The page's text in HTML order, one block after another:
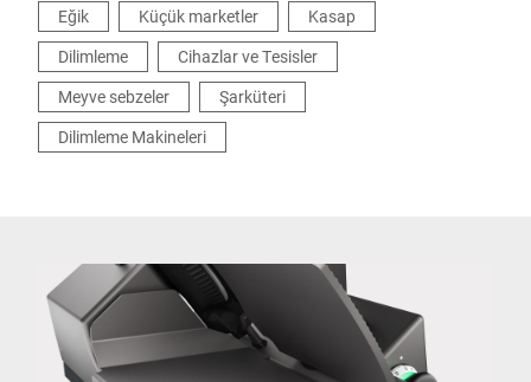
Eğik
Küçük marketler
Kasap
Dilimleme
Cihazlar ve Tesisler
Meyve sebzeler
Şarküteri
Dilimleme Makineleri